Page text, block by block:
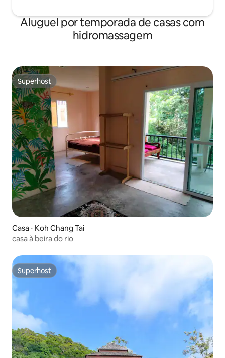
Aluguel por temporada de casas com
hidromassagem
Superhost
Superhost
Casa ⋅ Koh Chang Tai
casa à beira do rio
Superhost
Superhost